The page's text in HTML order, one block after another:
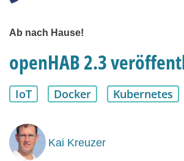
Ab nach Hause!
openHAB 2.3
IoT Docker Kubernetes
Kai Kreuzer